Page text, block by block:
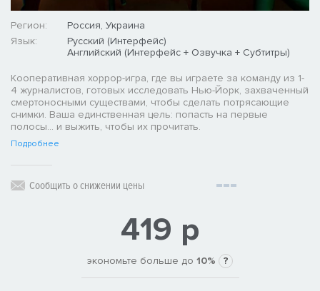
Регион:
Россия, Украина
Язык:
Русский (Интерфейс)
Английский (Интерфейс + Озвучка + Субтитры)
Кооперативная хоррор-игра, где вы играете за команду из 1-
4 журналистов, готовых исследовать Нью-Йорк, захваченный
смертоносными существами, чтобы сделать потрясающие
снимки. Ваша единственная цель: попасть на первые
полосы... и выжить, чтобы их прочитать.
Подробнее
Сообщить о снижении цены
419 р
экономьте больше до 10% ?